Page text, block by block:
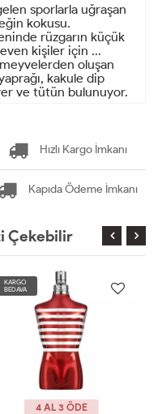
sporlarla uğraşan
kokusu.
rüzgarın küçük
kişiler için ...
oluşan
kakule dip
ve tütün bulunuyor.
Hızlı Kargo İmkanı
Kapıda Ödeme İmkanı
Çekebilir
KARGO
BEDAVA
4 AL 3 ÖDE